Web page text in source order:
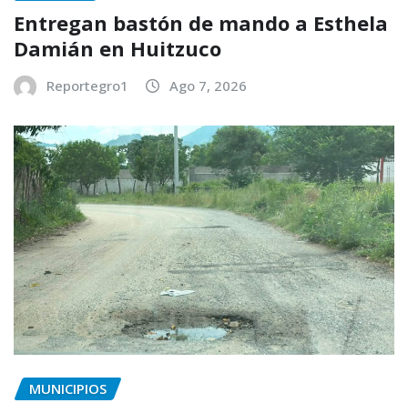
Entregan bastón de mando a Esthela
Damián en Huitzuco
Reportegro1 Ago 7, 2026
MUNICIPIOS